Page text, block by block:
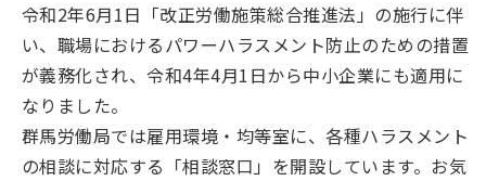
令和2年6月1日「改正労働施策総合推進法」の施行に伴
い、職場におけるパワーハラスメント防止のための措置
が義務化され、令和4年4月1日から中小企業にも適用に
なりました。
群馬労働局では雇用環境・均等室に、各種ハラスメント
の相談に対応する「相談窓口」を開設しています。お気